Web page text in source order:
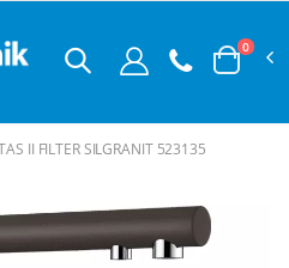
0
II FILTER SILGRANIT 523135